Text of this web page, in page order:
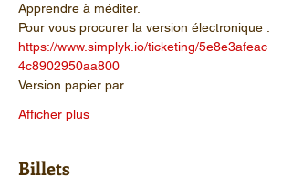
Apprendre à méditer.
Pour vous procurer la version électronique :
https://www.simplyk.io/ticketing/5e8e3afeac
4c8902950aa800
Version papier par…
Afficher plus
Billets